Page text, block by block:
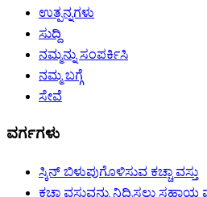
ಉತ್ಪನ್ನಗಳು
ಸುದ್ದಿ
ನಮ್ಮನ್ನು ಸಂಪರ್ಕಿಸಿ
ನಮ್ಮ ಬಗ್ಗೆ
ಸೇವೆ
ವರ್ಗಗಳು
ಸ್ಕಿನ್ ಬಿಳುಪುಗೊಳಿಸುವ ಕಚ್ಚಾ ವಸ್ತು
ಕಚ್ಚಾ ವಸ್ತುವನ್ನು ನಿದ್ರಿಸಲು